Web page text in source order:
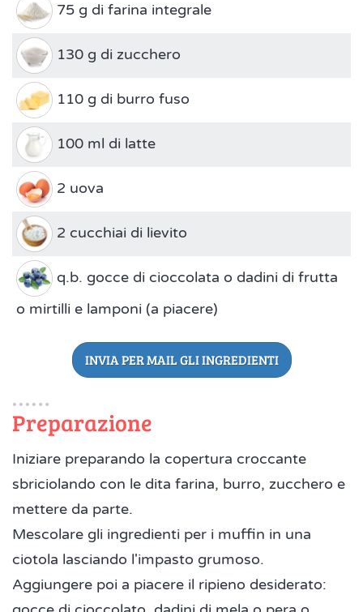
75 g di farina integrale
130 g di zucchero
110 g di burro fuso
100 ml di latte
2 uova
2 cucchiai di lievito
q.b. gocce di cioccolata o dadini di frutta
o mirtilli e lamponi (a piacere)
INVIA PER MAIL GLI INGREDIENTI
Preparazione
Iniziare preparando la copertura croccante
sbriciolando con le dita farina, burro, zucchero e
mettere da parte.
Mescolare gli ingredienti per i muffin in una
ciotola lasciando l'impasto grumoso.
Aggiungere poi a piacere il ripieno desiderato: